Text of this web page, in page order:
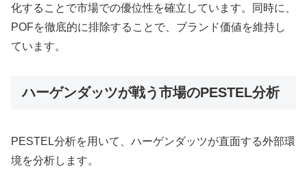
化することで市場での優位性を確立しています。同時に、
POFを徹底的に排除することで、ブランド価値を維持し
ています。
ハーゲンダッツが戦う市場のPESTEL分析
PESTEL分析を用いて、ハーゲンダッツが直面する外部環
境を分析します。